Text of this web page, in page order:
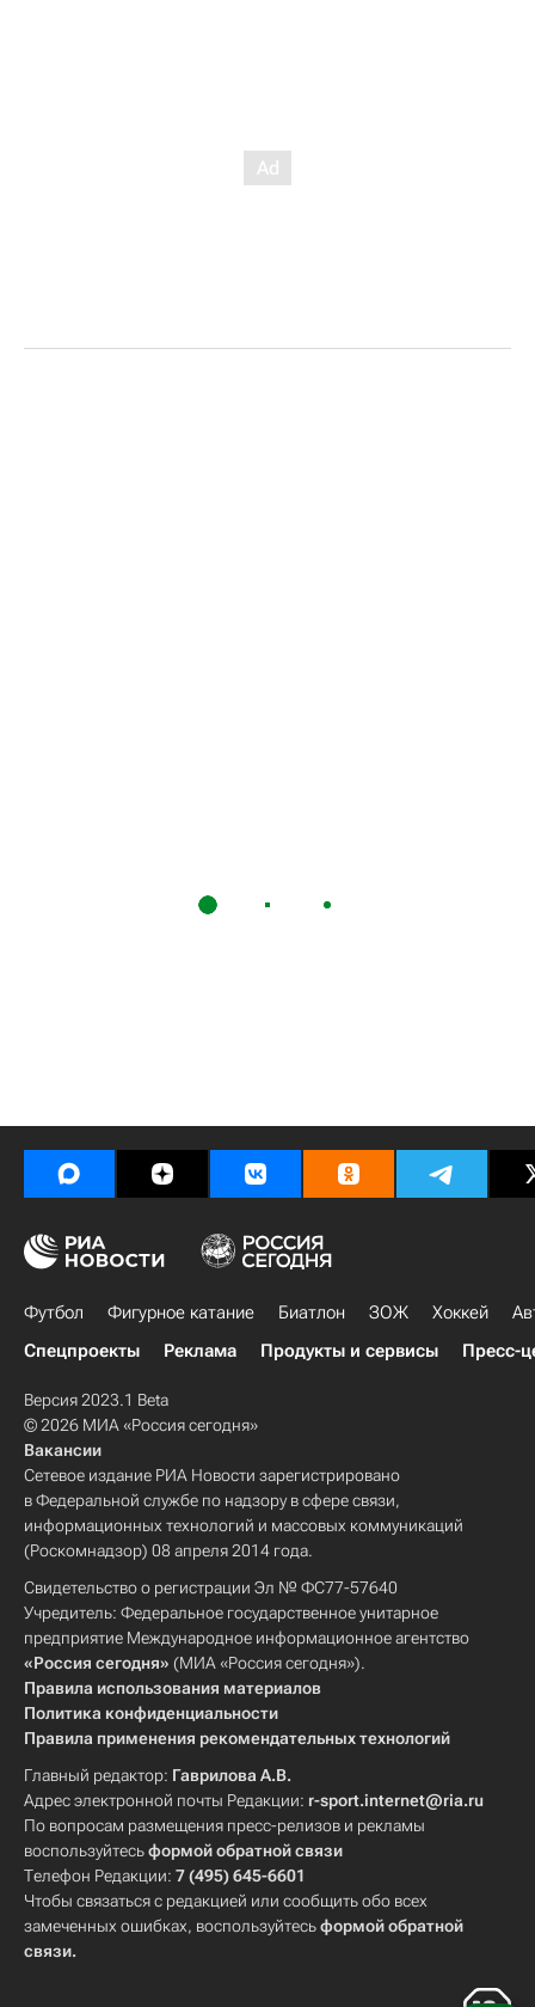
Футбол Фигурное катание Биатлон ЗОЖ Хоккей
Спецпроекты
Реклама Продукты и сервисы Пресс-
Версия 2023.1 Beta
© 2026 МИА «Россия сегодня»
Вакансии
Сетевое издание РИА Новости зарегистрировано
в Федеральной службе по надзору в сфере связи,
информационных технологий и массовых коммуникаций
(Роскомнадзор) 08 апреля 2014 года.
Свидетельство о регистрации Эл № ФС77-57640
Учредитель: Федеральное государственное унитарное
предприятие Международное информационное агентство
«Россия сегодня» (МИА «Россия сегодня»).
Правила использования материалов
Политика конфиденциальности
Правила применения рекомендательных технологий
Главный редактор: Гаврилова А.В.
Адрес электронной почты Редакции: r-sport.internet@ria.ru
По вопросам размещения пресс-релизов и рекламы
воспользуйтесьформой обратной связи
Телефон Редакции: 7 (495) 645-6601
Чтобы связаться с редакцией или сообщить обо всех
замеченных ошибках, воспользуйтесьформой обратной
связи.